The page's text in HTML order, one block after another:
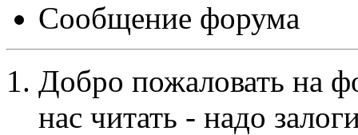
Сообщение форума
Добро пожаловать на
нас читать - надо